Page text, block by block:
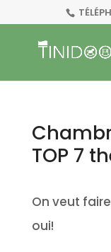
TOP 7
On veut faire
oui!